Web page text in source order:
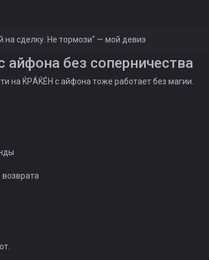
на сделку. Не тормози" — мой девиз
айфона без соперничества
на ЌРÁЌÉH с айфона тоже работает без магии.
возврата